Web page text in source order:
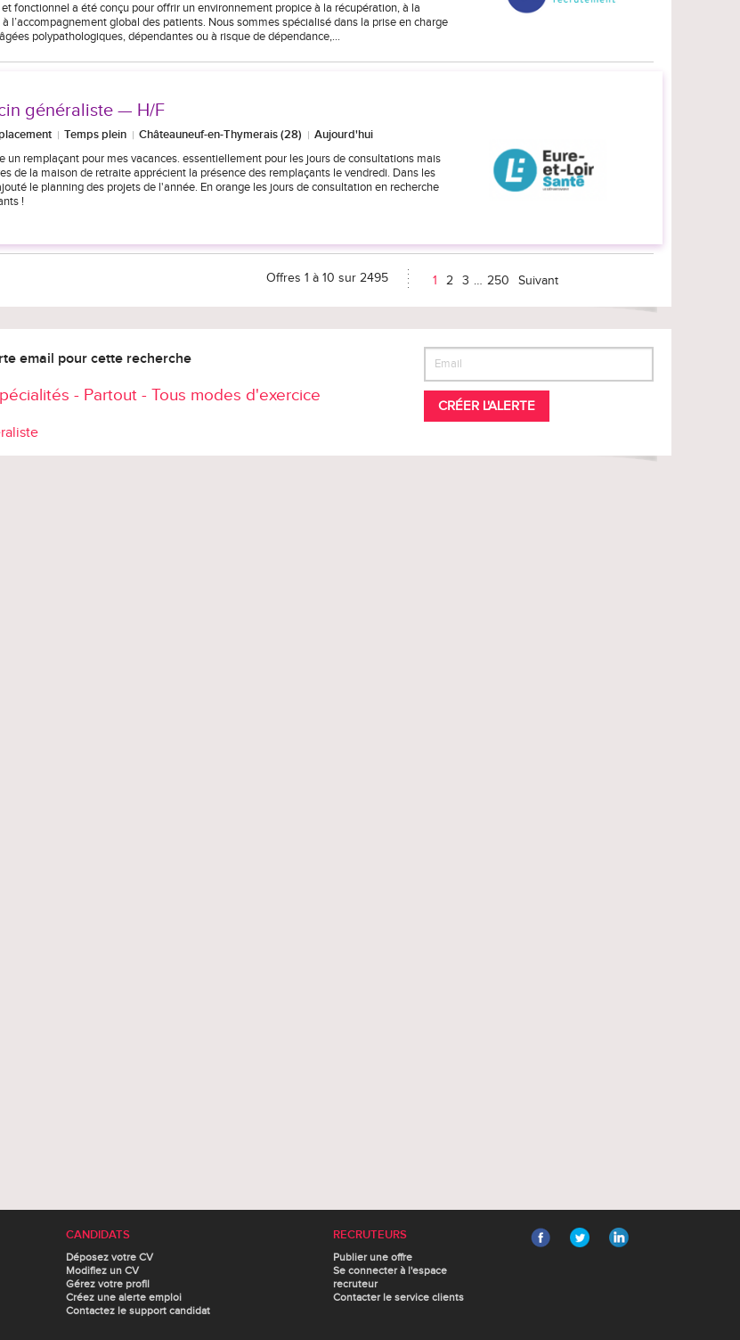
fonctionnel a été conçu pour offrir un environnement propice à la récupération, à la
l’accompagnement global des patients. Nous sommes spécialisé dans la prise en charge
polypathologiques, dépendantes ou à risque de dépendance,…
généraliste — H/F
Temps plein Châteauneuf-en-Thymerais (28)
Aujourd'hui
un remplaçant pour mes vacances. essentiellement pour les jours de consultations mais
de la maison de retraite apprécient la présence des remplaçants le vendredi. Dans les
le planning des projets de l'année. En orange les jours de consultation en recherche
!
Offres 1 à 10 sur 2495 1 2 3 … 250 Suivant
email pour cette recherche
- Partout - Tous modes d'exercice
CRÉER L'ALERTE
CANDIDATS
Déposez votre CV
Modifiez un CV
Gérez votre profil
Créez une alerte emploi
Contactez le support candidat
RECRUTEURS
Publier une offre
Se connecter à l'espace
recruteur
Contacter le service clients